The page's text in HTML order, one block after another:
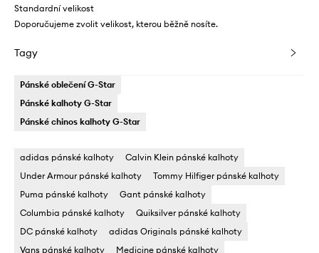
Standardní velikost
Doporučujeme zvolit velikost, kterou běžně nosíte.
Tagy
Pánské oblečení G-Star
Pánské kalhoty G-Star
Pánské chinos kalhoty G-Star
adidas pánské kalhoty
Calvin Klein pánské kalhoty
Under Armour pánské kalhoty
Tommy Hilfiger pánské kalhoty
Puma pánské kalhoty
Gant pánské kalhoty
Columbia pánské kalhoty
Quiksilver pánské kalhoty
DC pánské kalhoty
adidas Originals pánské kalhoty
Vans pánské kalhoty
Medicine pánské kalhoty